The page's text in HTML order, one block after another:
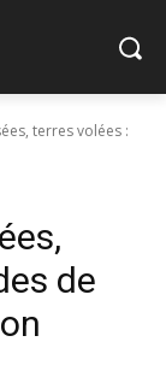
terres volées :
de